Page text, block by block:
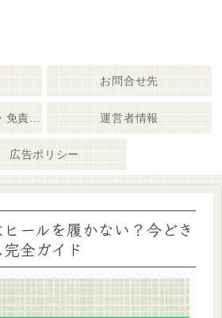
お問合せ先
運営者情報
広告ポリシー
ールを履かない？今どき
全ガイド